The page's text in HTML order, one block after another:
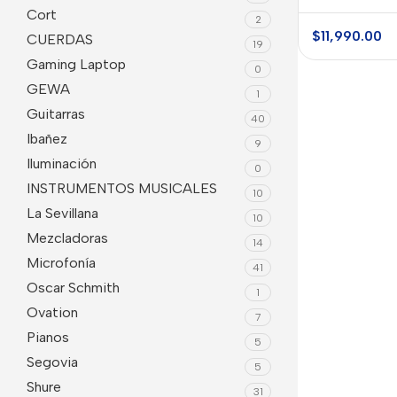
Cort 2
CUERDAS 19
Gaming Laptop 0
GEWA 1
Guitarras 40
Ibañez 9
Iluminación 0
INSTRUMENTOS MUSICALES 10
La Sevillana 10
Mezcladoras 14
Microfonía 41
Oscar Schmith 1
Ovation 7
Pianos 5
Segovia 5
Shure 31
TRBX305
5 Cuerdas
$11,990.00